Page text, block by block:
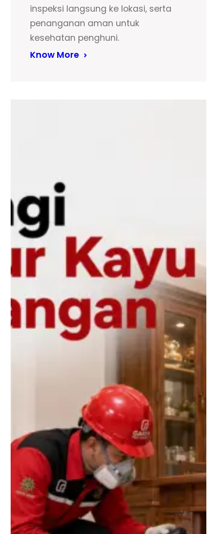
inspeksi langsung ke lokasi, serta
penanganan aman untuk
kesehatan penghuni.
Know More